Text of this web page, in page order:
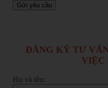
ĐĂNG KÝ TƯ
VIỆC
Họ và tên: